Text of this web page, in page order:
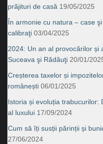
prăjituri de casă 19/05/2025
În armonie cu natura – case
calibraţi 03/04/2025
2024: Un an al provocărilor și
Suceava şi Rădăuţi 20/01/
Creșterea taxelor și
românești 06/01/2025
Istoria și evoluția trabucurilor:
al luxului 17/09/2024
Cum să îți susții părinții și
27/06/2024